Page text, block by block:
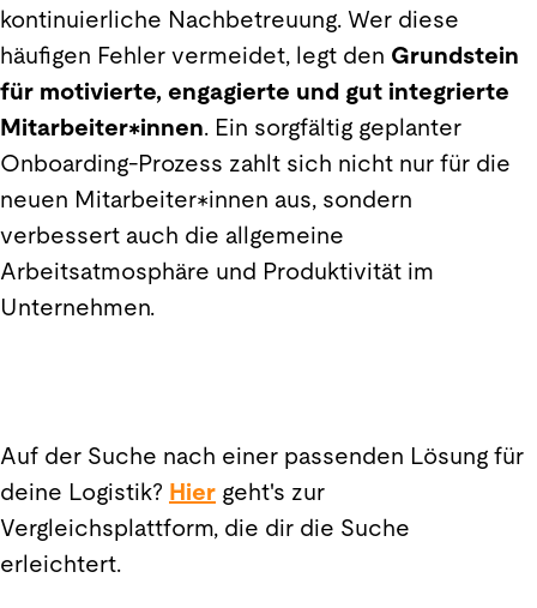
kontinuierliche Nachbetreuung. Wer diese
häufigen Fehler vermeidet, legt den Grundstein
für motivierte, engagierte und gut integrierte
Mitarbeiter*innen. Ein sorgfältig geplanter
Onboarding-Prozess zahlt sich nicht nur für die
neuen Mitarbeiter*innen aus, sondern
verbessert auch die allgemeine
Arbeitsatmosphäre und Produktivität im
Unternehmen.
Auf der Suche nach einer passenden Lösung für
deine Logistik? Hier geht's zur
Vergleichsplattform, die dir die Suche
erleichtert.